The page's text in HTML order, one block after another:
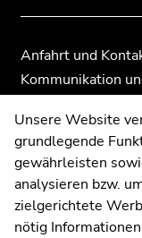
Anfahrt und
Kommunikation
UNIGRAZonline
Impressum
Cookie-
Unsere Website
grundlegende
gewährleisten
analysieren bzw.
zielgerichtete
nötig